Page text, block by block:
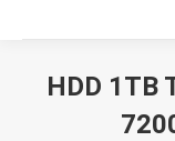
HDD 1TB